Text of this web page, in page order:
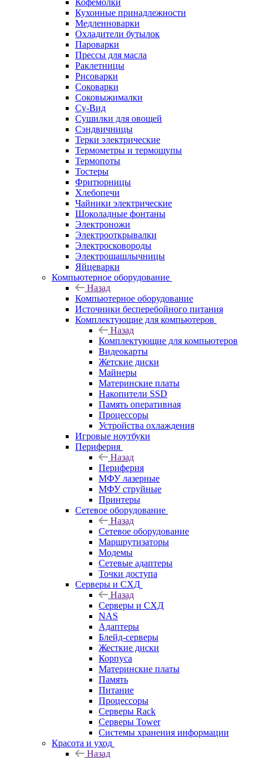
Кофемолки
Кухонные принадлежности
Медленноварки
Охладители бутылок
Пароварки
Прессы для масла
Раклетницы
Рисоварки
Соковарки
Соковыжималки
Су-Вид
Сушилки для овощей
Сэндвичницы
Терки электрические
Термометры и термощупы
Термопоты
Тостеры
Фритюрницы
Хлебопечи
Чайники электрические
Шоколадные фонтаны
Электроножи
Электрооткрывалки
Электросковороды
Электрошашлычницы
Яйцеварки
Компьютерное оборудование
Назад
Компьютерное оборудование
Источники бесперебойного питания
Комплектующие для компьютеров
Назад
Комплектующие для компьютеров
Видеокарты
Жетские диски
Майнеры
Материнские платы
Накопители SSD
Память оперативная
Процессоры
Устройства охлаждения
Игровые ноутбуки
Периферия
Назад
Периферия
МФУ лазерные
МФУ струйные
Принтеры
Сетевое оборудование
Назад
Сетевое оборудование
Маршрутизаторы
Модемы
Сетевые адаптеры
Точки доступа
Серверы и СХД
Назад
Серверы и СХД
NAS
Адаптеры
Блейд-серверы
Жесткие диски
Корпуса
Материнские платы
Память
Питание
Процессоры
Серверы Rack
Серверы Tower
Системы хранения информации
Красота и уход
Назад